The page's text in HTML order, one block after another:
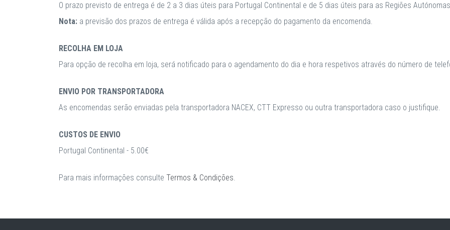
O prazo previsto de entrega é de 2 a 3 dias úteis para Portugal Continental e de 5 dias úteis para as Regiões
Nota: a previsão dos prazos de entrega é válida após a recepção do pagamento da encomenda.
RECOLHA EM LOJA
Para opção de recolha em loja, será notificado para o agendamento do dia e hora respetivos através do número de
ENVIO POR TRANSPORTADORA
As encomendas serão enviadas pela transportadora NACEX, CTT Expresso ou outra transportadora caso o justifique.
CUSTOS DE ENVIO
Portugal Continental - 5.00€
Para mais informações consulte Termos & Condições.